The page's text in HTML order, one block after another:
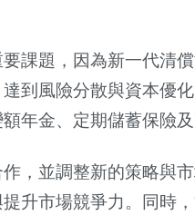
課題，因為新一代清
到風險分散與資本優
年金、定期儲蓄保險及
，並調整新的策略與
升市場競爭力。同時